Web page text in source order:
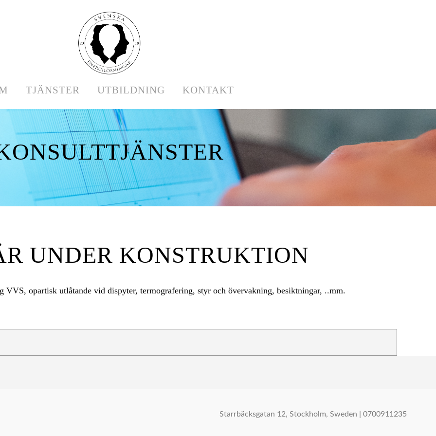
TJÄNSTER UTBILDNING KONTAKT
UNDER KONSTRUKTION
VVS, opartisk utlåtande vid dispyter, termografering, styr och övervakning, besiktningar, ..mm.
Starrbäcksgatan 12, Stockholm, Sweden | 0700911235